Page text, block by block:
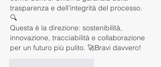
trasparenza e dell’integrità del processo.
🔍
Questa è la direzione: sostenibilità,
innovazione, tracciabilità e collaborazione
per un futuro più pulito. 🚀Bravi davvero!